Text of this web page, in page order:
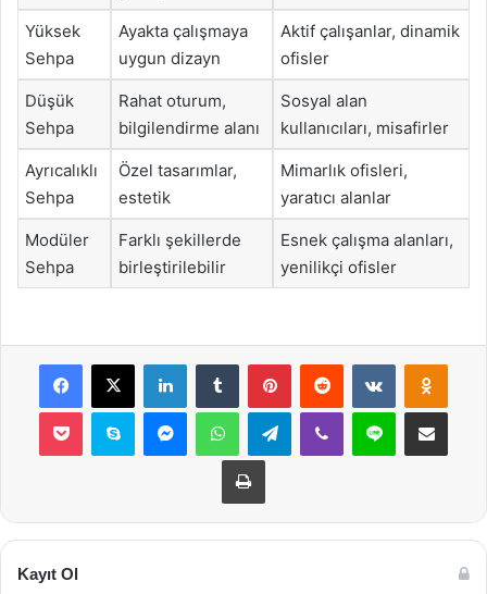
Yüksek
Sehpa
Ayakta çalışmaya
uygun dizayn
Aktif çalışanlar, dinamik
ofisler
Düşük
Sehpa
Rahat oturum,
bilgilendirme alanı
Sosyal alan
kullanıcıları, misafirler
Ayrıcalıklı
Sehpa
Özel tasarımlar,
estetik
Mimarlık ofisleri,
yaratıcı alanlar
Modüler
Sehpa
Farklı şekillerde
birleştirilebilir
Esnek çalışma alanları,
yenilikçi ofisler
Facebook
X LinkedInTumblr PinterestReddit VKontakte
Pocket Skype MessengerWhatsAppTelegramViber Line E-Posta ile
Yazdır
Kayıt Ol